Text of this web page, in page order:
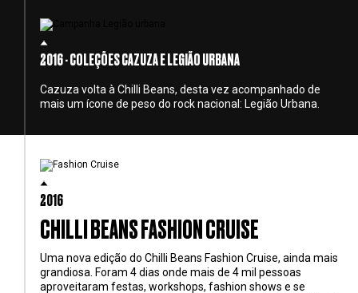
2016 - COLEÇÕES CAZUZA E LEGIÃO URBANA
Cazuza volta à Chilli Beans, desta vez acompanhado de
mais um ícone de peso do rock nacional: Legião Urbana.
2016
CHILLI BEANS FASHION CRUISE
Uma nova edição do Chilli Beans Fashion Cruise, ainda mais
grandiosa. Foram 4 dias onde mais de 4 mil pessoas
aproveitaram festas, workshops, fashion shows e se